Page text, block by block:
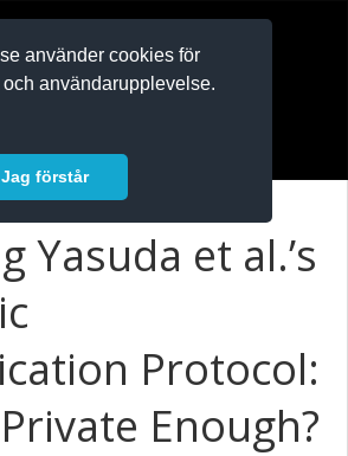
använder cookies för
användarupplevelse.
Jag förstår
Yasuda et al.’s
Protocol:
Enough?